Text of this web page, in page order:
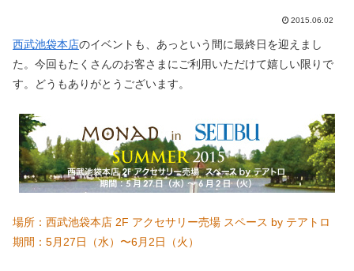
2015.06.02
西武池袋本店のイベントも、あっという間に最終日を迎えまし
た。今回もたくさんのお客さまにご利用いただけて嬉しい限りで
す。どうもありがとうございます。
場所：西武池袋本店 2F アクセサリー売場 スペース by テアトロ
期間：5月27日（水）〜6月2日（火）